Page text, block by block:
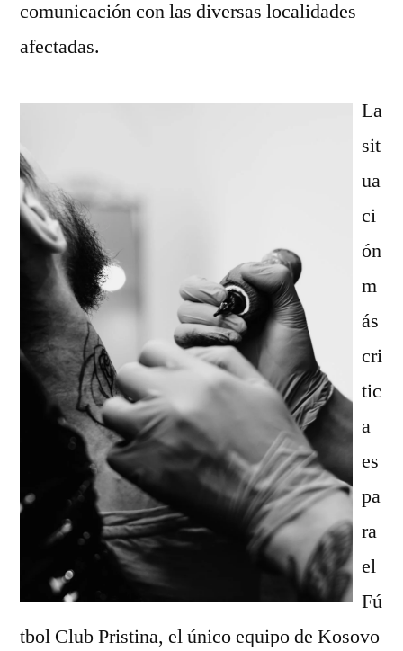
comunicación con las diversas localidades
afectadas.
La
sit
ua
ci
ón
m
ás
cri
tic
a
es
pa
ra
el
Fú
tbol Club Pristina, el único equipo de Kosovo